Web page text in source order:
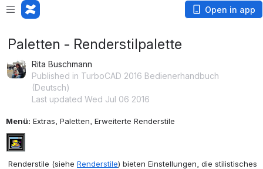
Open in app
Paletten - Renderstilpalette
Rita Buschmann
Published in TurboCAD 2016 Bedienerhandbuch
(Deutsch)
Last updated Wed Jul 06 2016
Menü: Extras, Paletten, Erweiterte Renderstile
Renderstile (siehe Renderstile) bieten Einstellungen, die stilistisches